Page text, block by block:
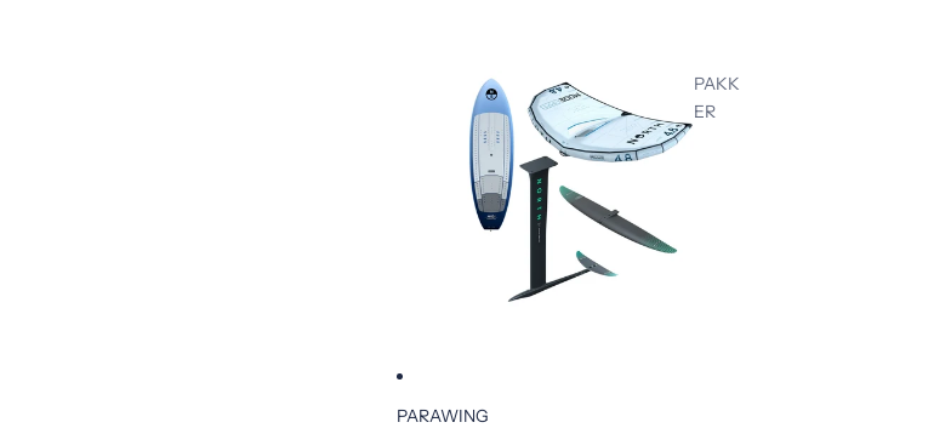
PAKK
ER
PARAWING